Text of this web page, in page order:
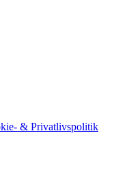
& Privatlivspolitik